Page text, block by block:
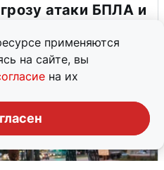
применяются
на сайте, вы
на их
атаки БПЛА и